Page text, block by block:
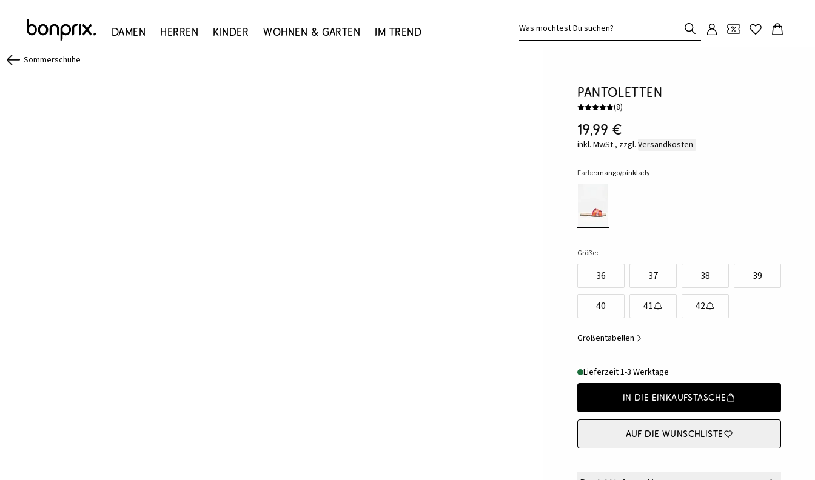
Damen Herren Kinder Wohnen & Garten Im Trend Was möchtest Du suchen?
Sommerschuhe
Pantoletten
(8)
19,99 €
inkl. MwSt., zzgl. Versandkosten
Farbe:mango/pinklady
Größe:
36 37 38 39
40 41 42
Größentabellen
Lieferzeit 1-3 Werktage
In die Einkaufstasche
Auf die Wunschliste